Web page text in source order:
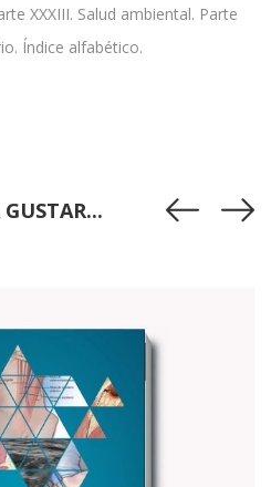
XXXIII. Salud ambiental. Parte
Índice alfabético.